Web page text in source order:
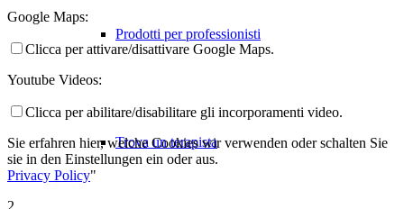
Prodotti per professionisti
Trova un terapista
Google Maps:
Clicca per attivare/disattivare Google Maps.
Youtube Videos:
Clicca per abilitare/disabilitare gli incorporamenti video.
Sie erfahren hier, welche Cookies wir verwenden oder schalten Sie
sie in den Einstellungen ein oder aus.
Privacy Policy"
2